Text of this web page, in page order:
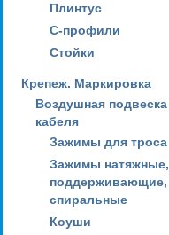
Плинтус
С-профили
Стойки
Крепеж. Маркировка
Воздушная подвеска
кабеля
Зажимы для троса
Зажимы натяжные,
поддерживающие,
спиральные
Коуши